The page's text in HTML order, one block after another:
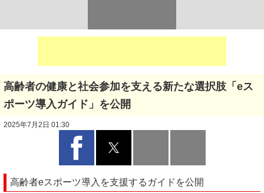
高齢者の健康と社会参加を支える新たな選択肢「eス
ポーツ導入ガイド」を公開
2025年7月2日 01:30
高齢者eスポーツ導入を支援するガイドを公開